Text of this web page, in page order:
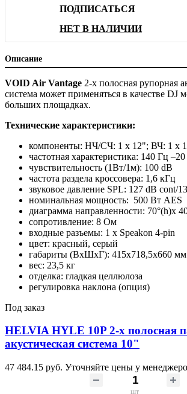
ПОДПИСАТЬСЯ
НЕТ В НАЛИЧИИ
Описание
VOID Air Vantage 2-х полосная рупорная
система может применяться в качестве DJ
больших площадках.
Технические характеристики:
компоненты: НЧ/СЧ: 1 х 12"; ВЧ: 1 х
частотная характеристика: 140 Гц
чувствительность (1Вт/1м): 100 dB
частота раздела кроссовера: 1,6 кГц
звуковое давление SPL: 127 dB cont/
номинальная мощность: 500 Вт AES
диаграмма направленности: 70°(h)х
сопротивление: 8 Ом
входные разъемы: 1 х Speakon 4-pin
цвет: красный, серый
габариты (ВхШхГ): 415х718,5х660 мм
вес: 23,5 кг
отделка: гладкая целлюлоза
регулировка наклона (опция)
Под заказ
HELVIA HYLE 10P 2-х полосная
акустическая система 10"
47 484.15 руб. Уточняйте цены у
шт